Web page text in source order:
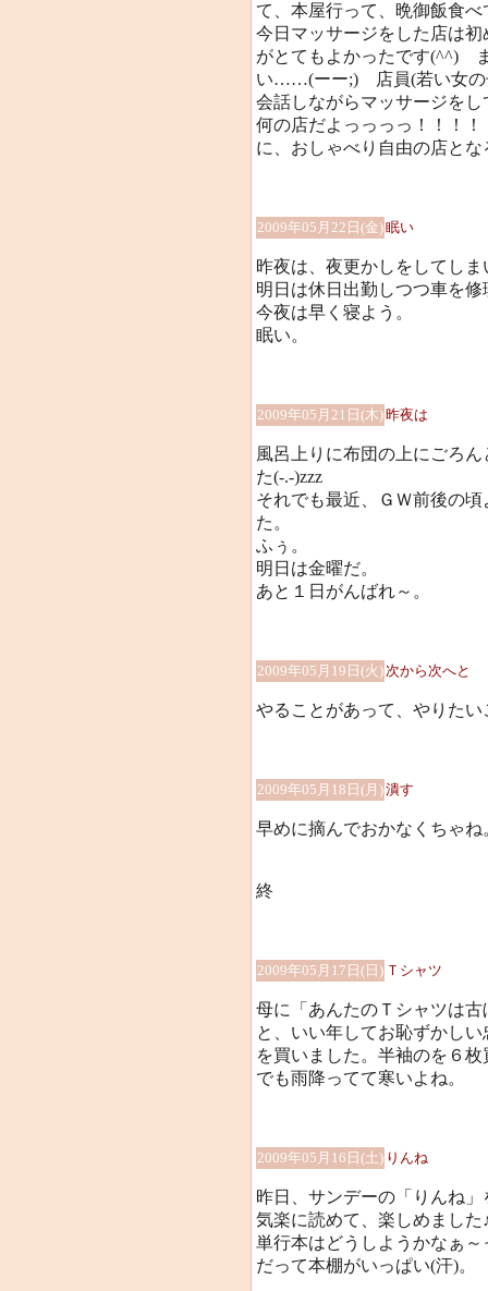
て、本屋行って、晩御飯食
今日マッサージをした店は
がとてもよかったです(^^)
い……(ーー;) 店員(若い女の
会話しながらマッサージを
何の店だよっっっっ！！！
に、おしゃべり自由の店と
2009年05月22日(金)眠い
昨夜は、夜更かしをしてし
明日は休日出勤しつつ車を
今夜は早く寝よう。
眠い。
2009年05月21日(木)昨夜は
風呂上りに布団の上にごろ
た(-.-)zzz
それでも最近、ＧＷ前後の
た。
ふぅ。
明日は金曜だ。
あと１日がんばれ～。
2009年05月19日(火)次から次へと
やることがあって、やりた
2009年05月18日(月)潰す
早めに摘んでおかなくちゃね
終
2009年05月17日(日) Ｔシャツ
母に「あんたのＴシャツは
と、いい年してお恥ずかし
を買いました。半袖のを６
でも雨降ってて寒いよね。
2009年05月16日(土) りんね
昨日、サンデーの「りんね
気楽に読めて、楽しめました
単行本はどうしようかなぁ
だって本棚がいっぱい(汗)。